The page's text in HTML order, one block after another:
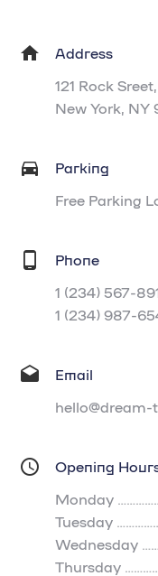
Address
121 Rock
New York,
Parking
Free Parking
Phone
1 (234) 567-
1 (234) 987-
Email
Opening
Monday
Tuesday
Wednesday
Thursday